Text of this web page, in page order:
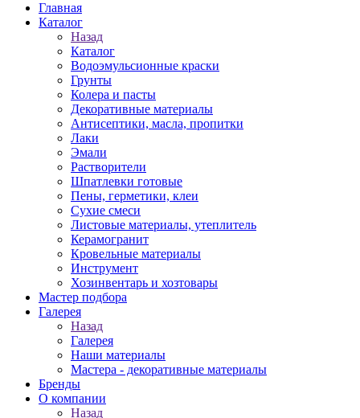
Главная
Каталог
Назад
Каталог
Водоэмульсионные краски
Грунты
Колера и пасты
Декоративные материалы
Антисептики, масла, пропитки
Лаки
Эмали
Растворители
Шпатлевки готовые
Пены, герметики, клеи
Сухие смеси
Листовые материалы, утеплитель
Керамогранит
Кровельные материалы
Инструмент
Хозинвентарь и хозтовары
Мастер подбора
Галерея
Назад
Галерея
Наши материалы
Мастера - декоративные материалы
Бренды
О компании
Назад